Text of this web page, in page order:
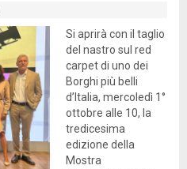
Si aprirà con il taglio
del nastro sul red
carpet di uno dei
Borghi più belli
d’Italia, mercoledì 1°
ottobre alle 10, la
tredicesima
edizione della
Mostra